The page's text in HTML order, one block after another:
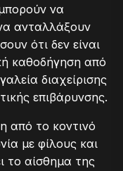
να
ανταλλάξουν
ότι δεν είναι
καθοδήγηση από
διαχείρισης
επιβάρυνσης.
από το κοντινό
με φίλους και
το αίσθημα της